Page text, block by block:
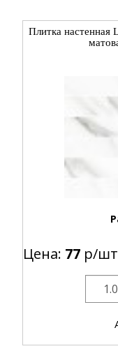
Плитка настенная
Цена: 77р/шт